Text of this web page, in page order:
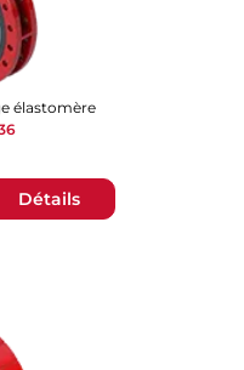
Détails
élastomère